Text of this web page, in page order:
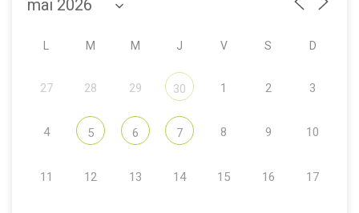
M M J V S D
27 28 29 30 1 2 3
4 5 6 7 8 9 10
11 12 13 14 15 16 17